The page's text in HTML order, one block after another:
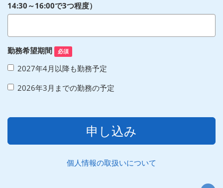
14:30～16:00で3つ程度）
勤務希望期間 必須
2027年4月以降も勤務予定
2026年3月までの勤務の予定
申し込み
個人情報の取扱いについて